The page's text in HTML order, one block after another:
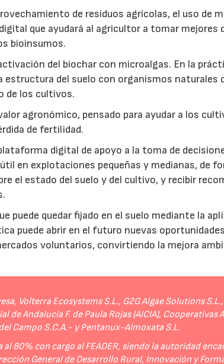
de residuos agrícolas, el uso de
que ayudará al agricultor a tomar mejores
bioinsumos.
del biochar con microalgas. En la
del suelo con organismos naturales
de los cultivos.
agronómico, pensado para ayudar a los
de fertilidad.
digital de apoyo a la toma de
en explotaciones pequeñas y medianas, de
el estado del suelo y del cultivo, y recibir
puede quedar fijado en el suelo mediante la
puede abrir en el futuro nuevas
voluntarios, convirtiendo la mejora
Volterra Ecosystems S.L., G2G Algae Solutions
Andalucía F. de Paula Rojas (AICIA), Cooperativas
Campo S.C.A.- y Pentanux-Almoxata S.L.
80% con cargo al FEADER, siendo la autoridad
General de Desarrollo Rural, Innovación y